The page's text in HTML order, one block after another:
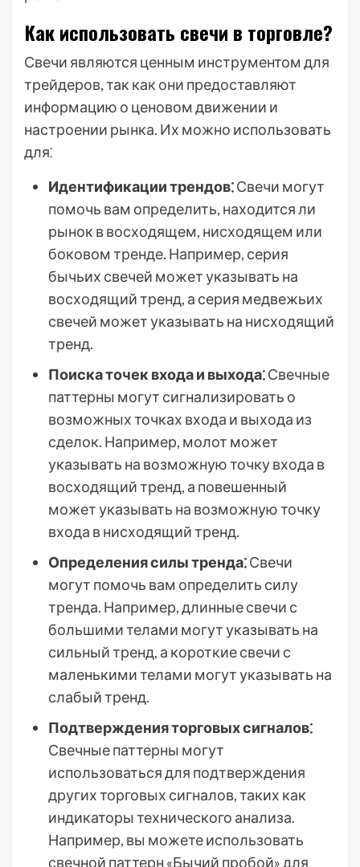
Как использовать свечи в торговле?
Свечи являются ценным инструментом для
трейдеров, так как они предоставляют
информацию о ценовом движении и
настроении рынка. Их можно использовать
для⁚
Идентификации трендов⁚Свечи могут
помочь вам определить, находится ли
рынок в восходящем, нисходящем или
боковом тренде. Например, серия
бычьих свечей может указывать на
восходящий тренд, а серия медвежьих
свечей может указывать на нисходящий
тренд.
Поиска точек входа и выхода⁚Свечные
паттерны могут сигнализировать о
возможных точках входа и выхода из
сделок. Например, молот может
указывать на возможную точку входа в
восходящий тренд, а повешенный
может указывать на возможную точку
входа в нисходящий тренд.
Определения силы тренда⁚Свечи
могут помочь вам определить силу
тренда. Например, длинные свечи с
большими телами могут указывать на
сильный тренд, а короткие свечи с
маленькими телами могут указывать на
слабый тренд.
Подтверждения торговых сигналов⁚
Свечные паттерны могут
использоваться для подтверждения
других торговых сигналов, таких как
индикаторы технического анализа.
Например, вы можете использовать
свечной паттерн «Бычий пробой» для